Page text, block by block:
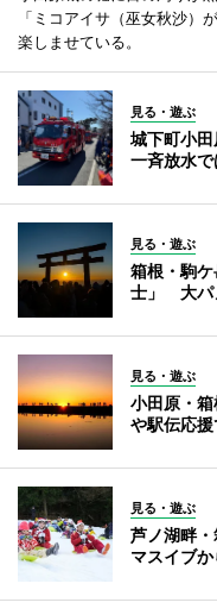
「ミコアイサ（巫女秋沙）
楽しませている。
見る・遊ぶ
城下町小
一斉放水で
見る・遊ぶ
箱根・駒
士」 大パ
見る・遊ぶ
小田原・
や駅伝応
見る・遊ぶ
芦ノ湖畔
マスイブ